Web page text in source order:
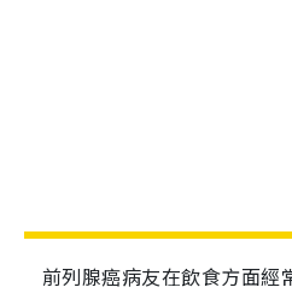
前列腺癌病友在飲食方面經